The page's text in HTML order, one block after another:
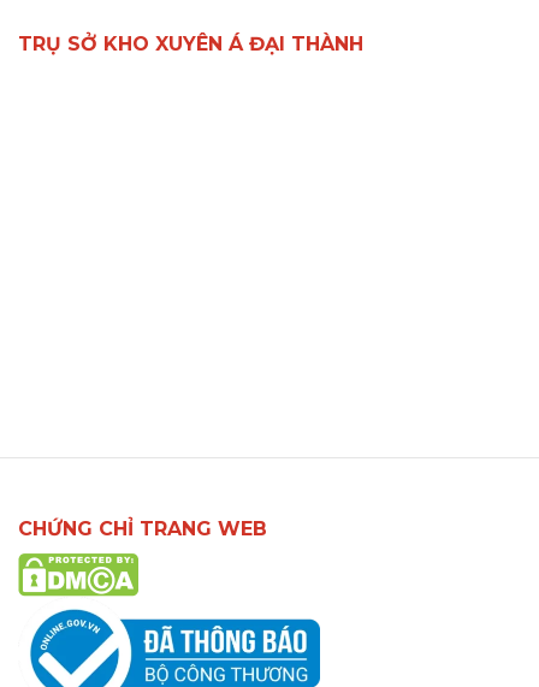
TRỤ SỞ KHO XUYÊN Á ĐẠI THÀNH
CHỨNG CHỈ TRANG WEB